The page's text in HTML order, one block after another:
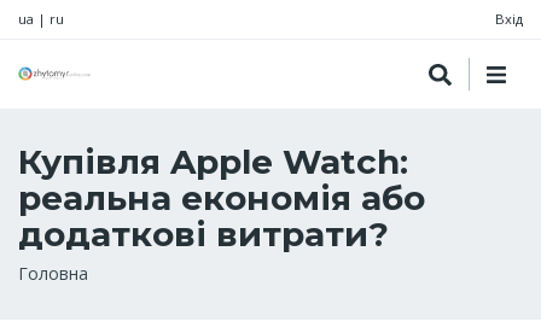
ua | ru Вхід
Купівля Apple Watch:
реальна економія або
додаткові витрати?
Рядок
Головна